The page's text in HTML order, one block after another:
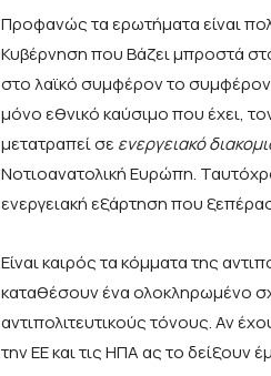
Προφανώς τα ερωτήματα είναι
Κυβέρνηση που Βάζει μπροστά
στο λαϊκό συμφέρον το συμφέρον
μόνο εθνικό καύσιμο που έχει,
μετατραπεί σε ενεργειακό
Νοτιοανατολική Ευρώπη.
ενεργειακή εξάρτηση που
Είναι καιρός τα κόμματα της
καταθέσουν ένα ολοκληρωμένο
αντιπολιτευτικούς τόνους. Αν
την ΕΕ και τις ΗΠΑ ας το δείξουν